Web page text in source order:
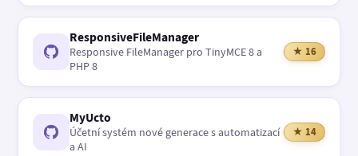
ResponsiveFileManager
Responsive FileManager pro TinyMCE 8 a
PHP 8
★ 16
MyUcto
Účetní systém nové generace s automatizací
a AI
★ 14